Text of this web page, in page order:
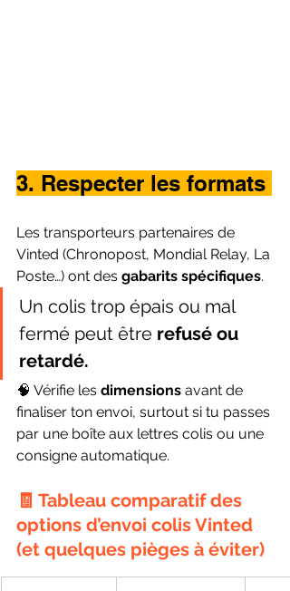
3. Respecter les formats
Les transporteurs partenaires de
Vinted (Chronopost, Mondial Relay, La
Poste…) ont des gabarits spécifiques.
Un colis trop épais ou mal
fermé peut être refusé ou
retardé.
🧠 Vérifie les dimensions avant de
finaliser ton envoi, surtout si tu passes
par une boîte aux lettres colis ou une
consigne automatique.
🧾 Tableau comparatif des
options d’envoi colis Vinted
(et quelques pièges à éviter)